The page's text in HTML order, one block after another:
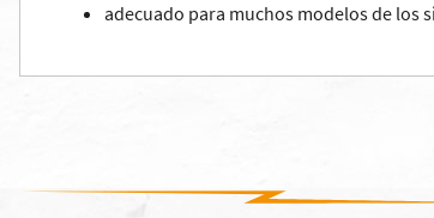
adecuado para muchos modelos de los